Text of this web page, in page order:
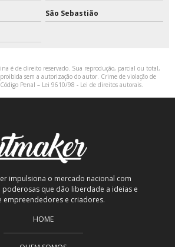
São Sebastião
é de direito reservado. Sua reprodução, parcial ou total,
sem a autorização do autor. Crime de violação de
Penal – Lei 9610/98 - Lei de direitos autorais
impulsiona o mercado nacional com
que dão liberdade a ideias e
empreendedores e criadores.
HOME